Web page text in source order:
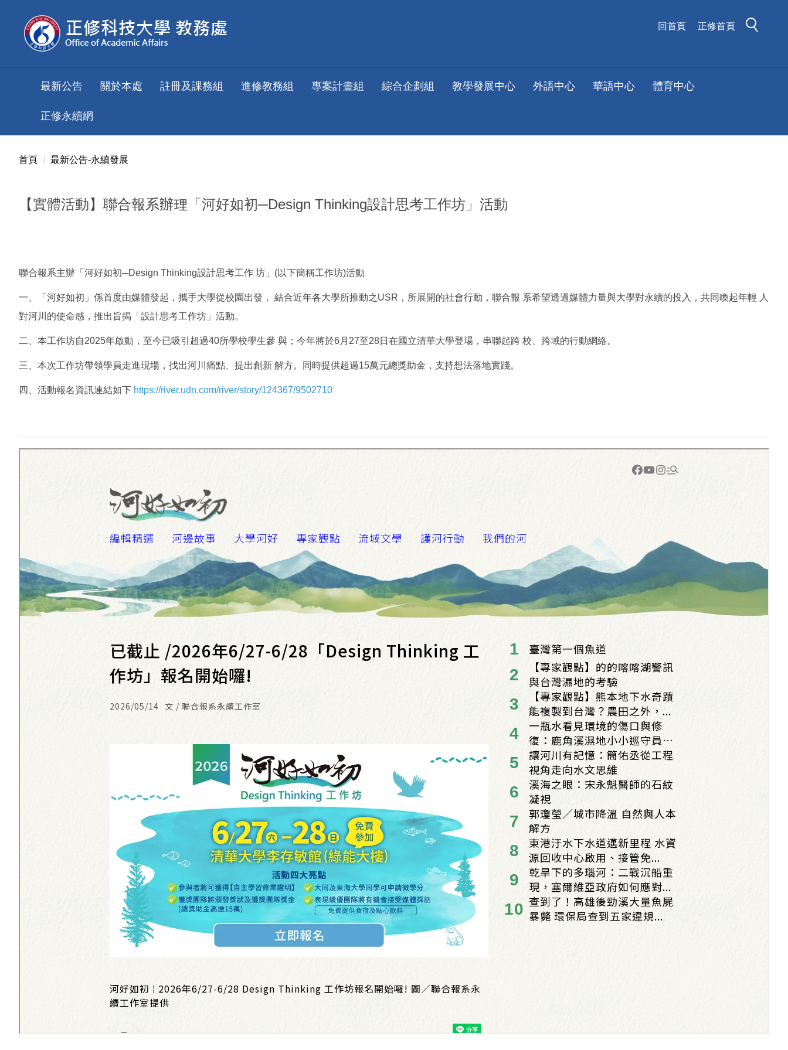
內
回首頁 正修首頁
最新公告 關於本處 註冊及課務組 進修教務組 專案計畫組 綜合企劃組 教學發展中心 外語中心 華語中心 體育中心
正修永續網
首頁 最新公告-永續發展
【實體活動】聯合報系辦理「河好如初─Design Thinking設計思考工作坊」活動
聯合報系主辦「河好如初─Design Thinking設計思考工作 坊」(以下簡稱工作坊)活動
一、「河好如初」係首度由媒體發起，攜手大學從校園出發， 結合近年各大學所推動之USR，所展開的社會行動，聯合報 系希望透過媒體力量與大學對永續的投入，共同喚起年輕 人
對河川的使命感，推出旨揭「設計思考工作坊」活動。
二、本工作坊自2025年啟動，至今已吸引超過40所學校學生參 與；今年將於6月27至28日在國立清華大學登場，串聯起跨 校、跨域的行動網絡。
三、本次工作坊帶領學員走進現場，找出河川痛點、提出創新 解方。同時提供超過15萬元總獎助金，支持想法落地實踐。
四、活動報名資訊連結如下 https://river.udn.com/river/story/124367/9502710